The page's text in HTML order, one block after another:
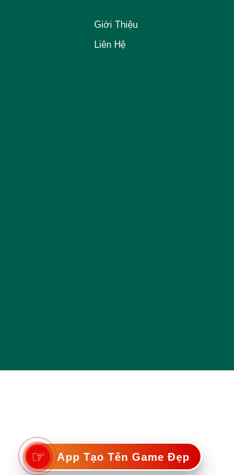
Giới Thiệu
Liên Hệ
☞ App Tạo Tên Game Đẹp